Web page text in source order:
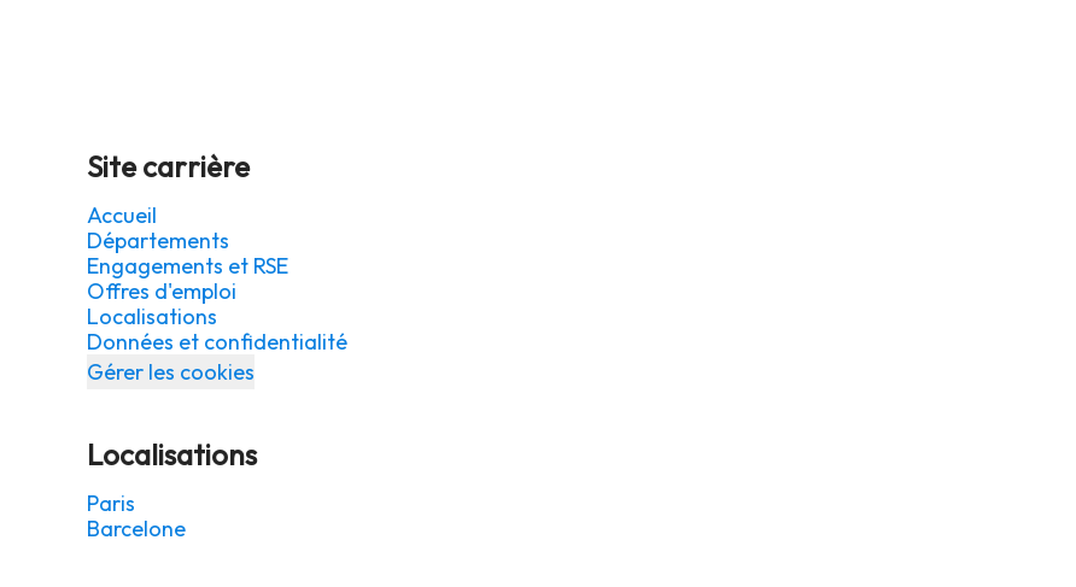
Site carrière
Accueil
Départements
Engagements et RSE
Offres d'emploi
Localisations
Données et confidentialité
Gérer les cookies
Localisations
Paris
Barcelone